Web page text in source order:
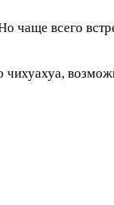
чаще всего